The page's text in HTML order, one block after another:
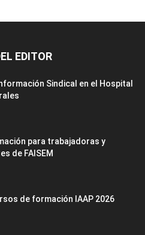
EDITOR
Sindical en el Hospital
para trabajadoras y
de FAISEM
de formación IAAP 2026